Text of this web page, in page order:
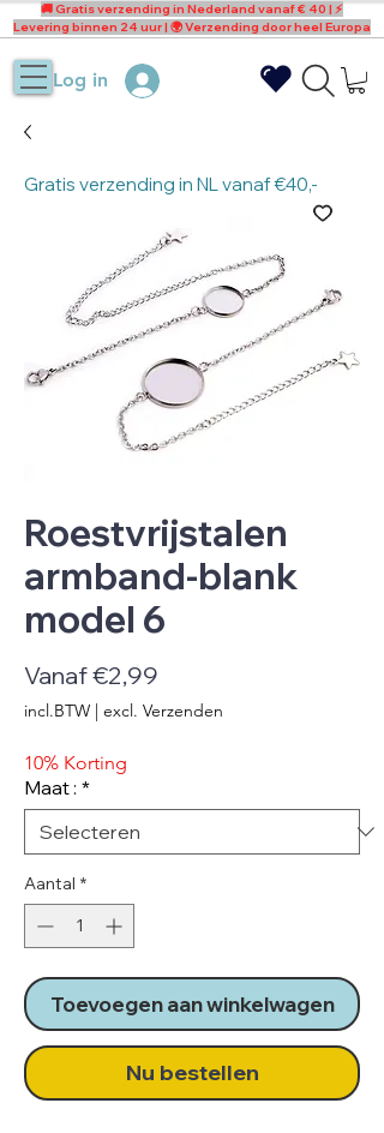
Log in
🚚 Gratis verzending in Nederland vanaf € 40 | ⚡
Levering binnen 24 uur | 🌍 Verzending door heel Europa
Roestvrijstalen
armband-blank
model 6
Vanaf€2,99
incl.BTW | excl. Verzenden
10% Korting
Maat : *
Aantal *
Toevoegen aan winkelwagen
Nu bestellen
Gratis verzending in NL vanaf €40,-